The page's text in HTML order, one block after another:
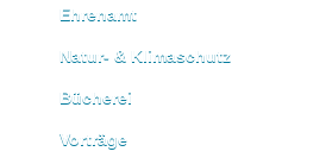
Ehrenamt
Natur- & Klimaschutz
Bücherei
Vorträge